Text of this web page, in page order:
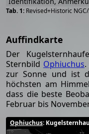
Revised+Historic
Auffindkarte
Der
Sternbild Ophiuchus
zur Sonne und ist
höchsten am
dass die beste
Februar bis
Ophiuchus: